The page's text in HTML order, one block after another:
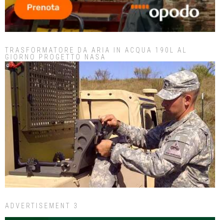
TRASFORMATORE DA ARIA IN ACQUA 190L AL
GIORNO PROGETTO NASA
ADVERTISEMENT 3